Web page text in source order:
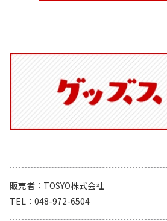
販売者
TOSYO株式会社
TEL
048-972-6504